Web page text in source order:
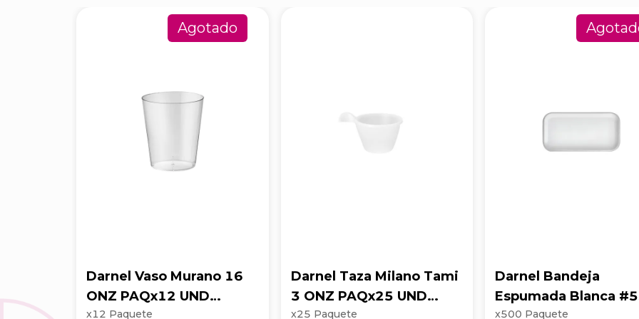
Agotado
Darnel Vaso Murano 16
ONZ PAQx12 UND
x12 Paquete
Darnel Taza Milano Tami
3 ONZ PAQx25 UND
x25 Paquete
Darnel Bandeja
Espumada Blanca #5
x500 Paquete